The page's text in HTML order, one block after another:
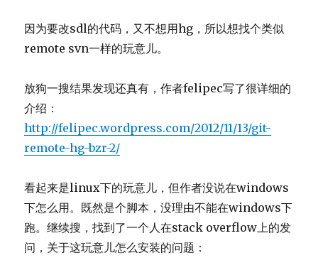
因为要改sdl的代码，又不想用hg，所以想找个类似
remote svn一样的玩意儿。
放狗一搜结果发现还真有，作者felipec写了很详细的
介绍：
http://felipec.wordpress.com/2012/11/13/git-
remote-hg-bzr-2/
看起来是linux下的玩意儿，但作者没说在windows
下怎么用。既然是个脚本，没理由不能在windows下
跑。继续搜，找到了一个人在stack overflow上的发
问，关于这玩意儿怎么安装的问题：